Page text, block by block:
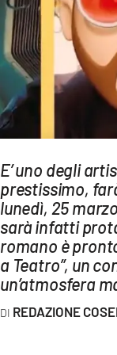
CULTURA
AMBIENTE
Streaming
LAC TV
LAC NETWORK
LAC ONAIR
LaC
Network
LACPLAY.IT
LACTV.IT
LACONAIR.IT
E’ uno degli
prestissimo,
lunedì, 25
sarà infatti
romano è
a Teatro”, un
un’atmosfera
REDAZIONE